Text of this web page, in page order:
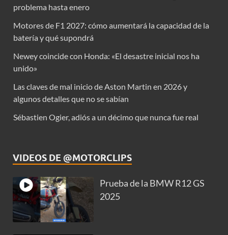
problema hasta enero
Motores de F1 2027: cómo aumentará la capacidad de la
batería y qué supondrá
Newey coincide con Honda: «El desastre inicial nos ha
unido»
Las claves de mal inicio de Aston Martin en 2026 y
algunos detalles que no se sabían
Sébastien Ogier, adiós a un décimo que nunca fue real
VIDEOS DE @MOTORCLIPS
Prueba de la BMW R12 GS
2025